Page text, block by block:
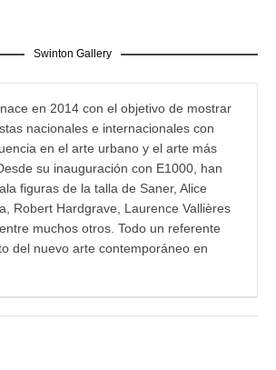
Swinton Gallery
en 2014 con el objetivo de mostrar
nacionales e internacionales con
en el arte urbano y el arte más
su inauguración con E1000, han
figuras de la talla de Saner, Alice
Robert Hardgrave, Laurence Vallières
muchos otros. Todo un referente
del nuevo arte contemporáneo en